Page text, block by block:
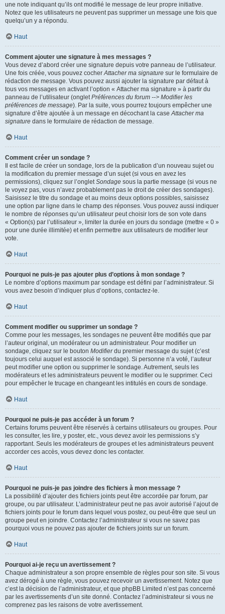
une note indiquant qu’ils ont modifié le message de leur propre initiative.
Notez que les utilisateurs ne peuvent pas supprimer un message une fois que
quelqu’un y a répondu.
Haut
Comment ajouter une signature à mes messages ?
Vous devez d’abord créer une signature depuis votre panneau de l’utilisateur.
Une fois créée, vous pouvez cocherAttacher ma signature sur le formulaire de
rédaction de message. Vous pouvez aussi ajouter la signature par défaut à
tous vos messages en activant l’option « Attacher ma signature » à partir du
panneau de l’utilisateur (ongletPréférences du forum --> Modifier les
préférences de message). Par la suite, vous pourrez toujours empêcher une
signature d’être ajoutée à un message en décochant la caseAttacher ma
signature dans le formulaire de rédaction de message.
Haut
Comment créer un sondage ?
Il est facile de créer un sondage, lors de la publication d’un nouveau sujet ou
la modification du premier message d’un sujet (si vous en avez les
permissions), cliquez sur l’ongletSondage sous la partie message (si vous ne
le voyez pas, vous n’avez probablement pas le droit de créer des sondages).
Saisissez le titre du sondage et au moins deux options possibles, saisissez
une option par ligne dans le champ des réponses. Vous pouvez aussi indiquer
le nombre de réponses qu’un utilisateur peut choisir lors de son vote dans
« Option(s) par l’utilisateur », limiter la durée en jours du sondage (mettre « 0 »
pour une durée illimitée) et enfin permettre aux utilisateurs de modifier leur
vote.
Haut
Pourquoi ne puis-je pas ajouter plus d’options à mon sondage ?
Le nombre d’options maximum par sondage est défini par l’administrateur. Si
vous avez besoin d’indiquer plus d’options, contactez-le.
Haut
Comment modifier ou supprimer un sondage ?
Comme pour les messages, les sondages ne peuvent être modifiés que par
l’auteur original, un modérateur ou un administrateur. Pour modifier un
sondage, cliquez sur le bouton Modifierdu premier message du sujet (c’est
toujours celui auquel est associé le sondage). Si personne n’a voté, l’auteur
peut modifier une option ou supprimer le sondage. Autrement, seuls les
modérateurs et les administrateurs peuvent le modifier ou le supprimer. Ceci
pour empêcher le trucage en changeant les intitulés en cours de sondage.
Haut
Pourquoi ne puis-je pas accéder à un forum ?
Certains forums peuvent être réservés à certains utilisateurs ou groupes. Pour
les consulter, les lire, y poster, etc., vous devez avoir les permissions s’y
rapportant. Seuls les modérateurs de groupes et les administrateurs peuvent
accorder ces accès, vous devez donc les contacter.
Haut
Pourquoi ne puis-je pas joindre des fichiers à mon message ?
La possibilité d’ajouter des fichiers joints peut être accordée par forum, par
groupe, ou par utilisateur. L’administrateur peut ne pas avoir autorisé l’ajout de
fichiers joints pour le forum dans lequel vous postez, ou peut-être que seul un
groupe peut en joindre. Contactez l’administrateur si vous ne savez pas
pourquoi vous ne pouvez pas ajouter de fichiers joints sur un forum.
Haut
Pourquoi ai-je reçu un avertissement ?
Chaque administrateur a son propre ensemble de règles pour son site. Si vous
avez dérogé à une règle, vous pouvez recevoir un avertissement. Notez que
c’est la décision de l’administrateur, et que phpBB Limited n’est pas concerné
par les avertissements d’un site donné. Contactez l’administrateur si vous ne
comprenez pas les raisons de votre avertissement.